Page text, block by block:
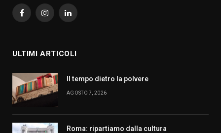
FacebookInstagramLinkedIn
ULTIMI ARTICOLI
Il tempo dietro la polvere
AGOSTO 7, 2026
Roma: ripartiamo dalla cultura